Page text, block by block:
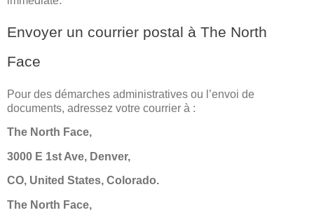
Envoyer un courrier postal à The North
Face
Pour des démarches administratives ou l’envoi de
documents, adressez votre courrier à :
The North Face,
3000 E 1st Ave, Denver,
CO, United States, Colorado.
The North Face,